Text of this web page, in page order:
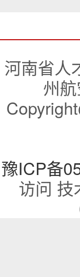
河南省人
州
豫ICP备
访问 技